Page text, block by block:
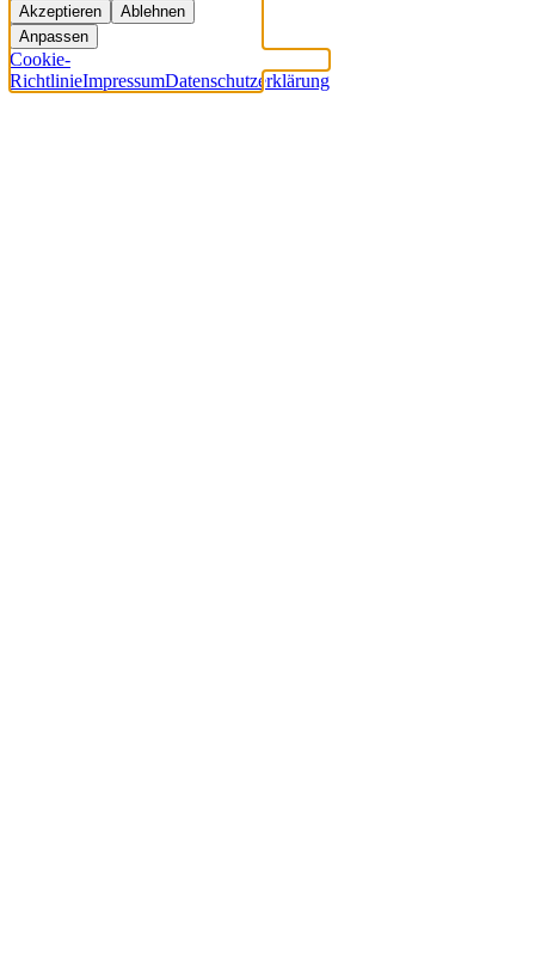
Akzeptieren
Ablehnen
Anpassen
Cookie-
RichtlinieImpressumDatenschutzerklärung